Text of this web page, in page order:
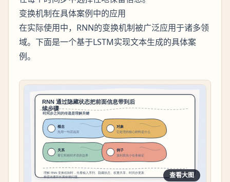
变换机制在具体案例中的应用
在实际使用中，RNN的变换机制被广泛应用于诸多领
域。下面是一个基于LSTM实现文本生成的具体案
例。
查看大图